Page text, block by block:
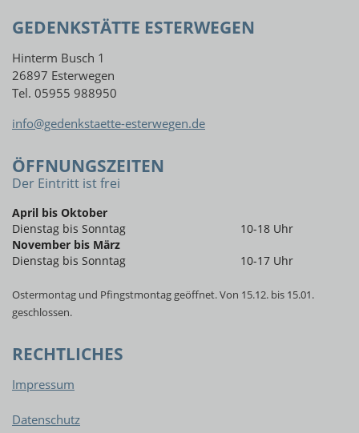
GEDENKSTÄTTE ESTERWEGEN
Hinterm Busch 1
26897 Esterwegen
Tel. 05955 988950
info@gedenkstaette-esterwegen.de
ÖFFNUNGSZEITEN
Der Eintritt ist frei
April bis Oktober
Dienstag bis Sonntag
10-18 Uhr
November bis März
Dienstag bis Sonntag
10-17 Uhr
Ostermontag und Pfingstmontag geöffnet. Von 15.12. bis 15.01.
geschlossen.
RECHTLICHES
Impressum
Datenschutz